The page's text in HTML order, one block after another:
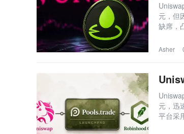
元，但
缺席，
Asher
元，迅
平台采